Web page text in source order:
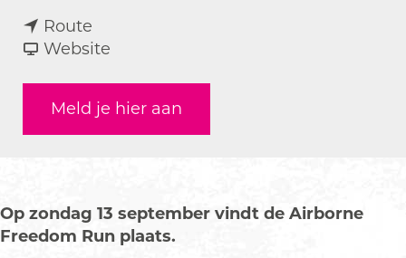
r
b
n
e
Route
a
A
i
o
r
Website
A
i
o
r
Meld je hier aan
Op zondag 13 september vindt de Airborne
Freedom Run plaats.